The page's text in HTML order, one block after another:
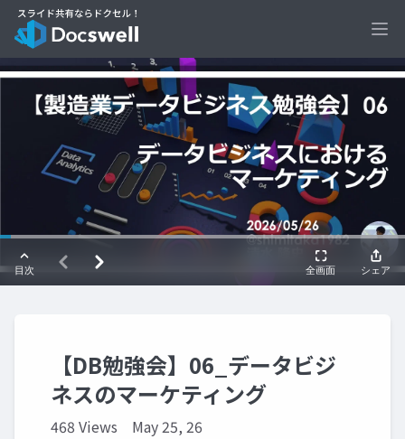
【DB勉強会】06_データビジ
ネスのマーケティング
468 Views May 25, 26